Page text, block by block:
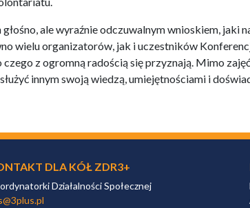
ale wyraźnie odczuwalnym wnioskiem, jaki
wielu organizatorów, jak i uczestników
z ogromną radością się przyznają. Mimo
innym swoją wiedzą, umiejętnościami i
DLA KÓŁ ZDR3+
Działalności Społecznej